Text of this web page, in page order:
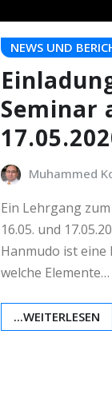
NEWS UND
Seminar
Muhammed
Ein Lehrgang
16.05. und
Hanmudo ist
welche Elemente…
...WEITERLESEN